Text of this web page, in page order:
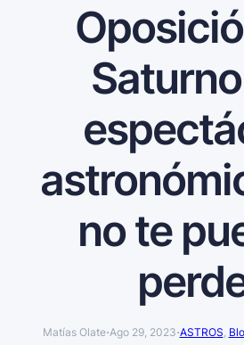
no te
Matías Olate·Ago 29, 2023·ASTROS,